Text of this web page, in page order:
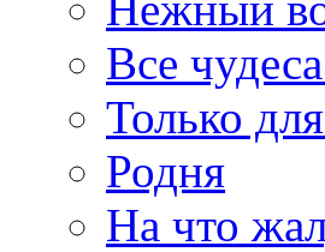
Все
Только
Родня
На что